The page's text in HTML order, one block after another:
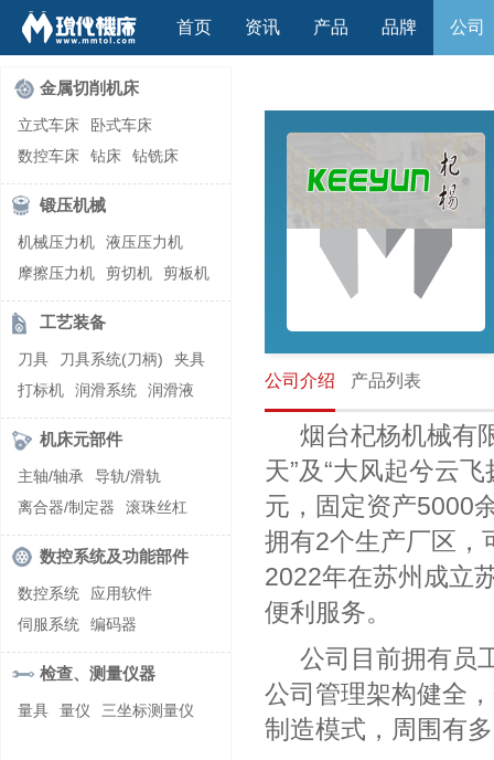
首页 资讯 产品 品牌 公司
金属切削机床
立式车床
卧式车床
数控车床
钻床
钻铣床
立式镗(铣)床
卧式镗(铣)床
龙门铣镗床
立式铣床
卧式铣床
雕刻机
平面磨床
外圆磨床
内圆磨床
龙门磨床
滚齿机\铣齿机
刨床
带锯床
车削加工中心
立式加工中心
卧式加工中心
龙门加工中心
激光快速成型
组合机床
螺纹加工机床
锻压机械
机械压力机
液压压力机
摩擦压力机
剪切机
剪板机
自动锻压机
折弯机
弯管机
快速成型机
工艺装备
刀具 刀具系统(刀柄)
夹具
打标机
润滑系统
润滑液
切削液
刃磨机
机床元部件
主轴/轴承
导轨/滑轨
离合器/制定器
滚珠丝杠
齿轮/减速器
数控系统及功能部件
数控系统
应用软件
伺服系统
编码器
检查、测量仪器
量具 量仪 三坐标测量仪
公司介绍 产品列表
烟台杞杨机械有
天”及“大风起兮云
元，固定资产5000
拥有2个生产厂区，
2022年在苏州成立
便利服务。
公司目前拥有员
公司管理架构健全
制造模式，周围有